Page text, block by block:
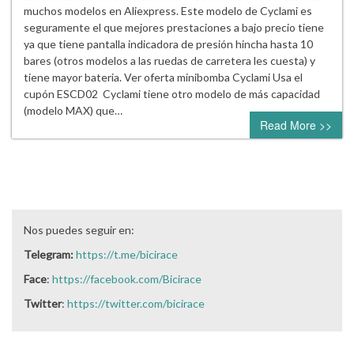
muchos modelos en Aliexpress. Este modelo de Cyclami es
seguramente el que mejores prestaciones a bajo precio tiene
ya que tiene pantalla indicadora de presión hincha hasta 10
bares (otros modelos a las ruedas de carretera les cuesta) y
tiene mayor bateria. Ver oferta minibomba Cyclami Usa el
cupón ESCD02 Cyclami tiene otro modelo de más capacidad
(modelo MAX) que…
Read More >>
Nos puedes seguir en:
Telegram:https://t.me/bicirace
Face: https://facebook.com/Bicirace
Twitter: https://twitter.com/bicirace